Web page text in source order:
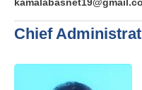
Chief